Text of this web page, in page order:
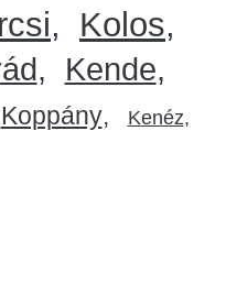
Kolos
Kende
Koppány Kenéz